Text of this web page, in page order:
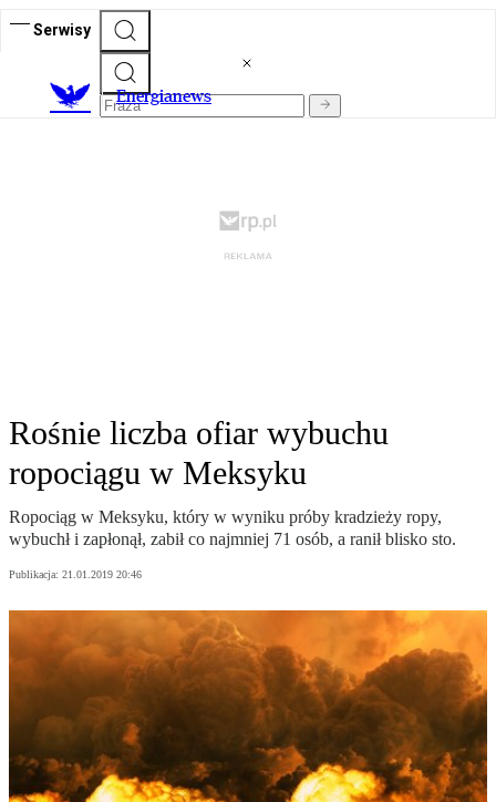
Serwisy
Energianews
Rośnie liczba ofiar wybuchu
ropociągu w Meksyku
Ropociąg w Meksyku, który w wyniku próby kradzieży ropy,
wybuchł i zapłonął, zabił co najmniej 71 osób, a ranił blisko sto.
Publikacja: 21.01.2019 20:46